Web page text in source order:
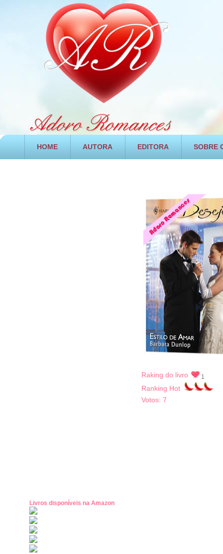
HOME AUTORA EDITORA SOBRE
Livros disponíveis na Amazon
Raking do livro 1
Ranking Hot
Votos: 7